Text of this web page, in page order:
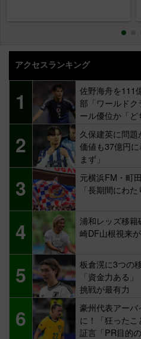
アクセスランキング
1
佐野海舟を111
部「ワールド
ール優位か「ど
2
久保建英に問
価値も37億円
まず」
3
元横浜FM・町
「長期間にわ
4
浦和レッズ移籍
崎DF山根視来
5
板倉滉に3つの
「資金力ある
挑戦が最有力
6
豪州代表アー
に！「狂った
証言「PR目的の